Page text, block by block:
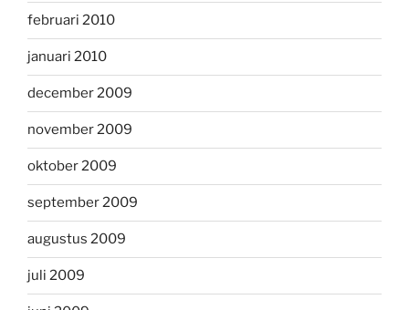
februari 2010
januari 2010
december 2009
november 2009
oktober 2009
september 2009
augustus 2009
juli 2009